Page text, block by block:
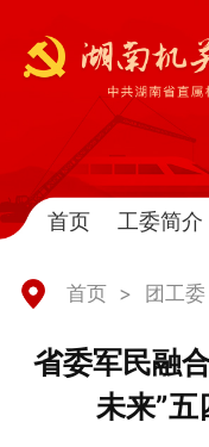
首页 工委简介
首页 > 团工委
省委军民融
未来”